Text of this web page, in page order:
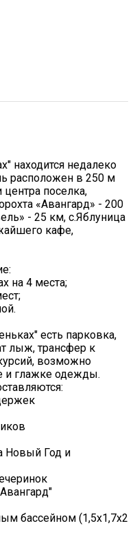
находится недалеко
расположен в 250 м
центра поселка,
«Авангард» - 200
- 25 км, с.Яблуница
кафе,
на 4 места;
есть парковка,
лыж, трансфер к
возможно
и глажке одежды.
Новый Год и
бассейном (1,5х1,7х2